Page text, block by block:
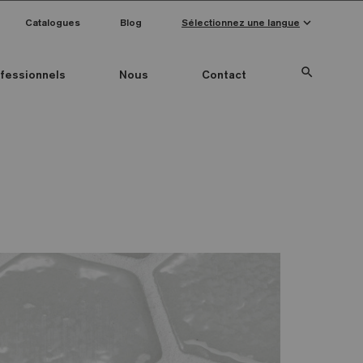
Nous Contact search
Catalogues Blog Sélectionnez une langue keyboard_arrow_down